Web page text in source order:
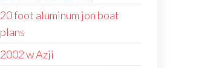
20 foot aluminum jon boat
plans
2002 w Azji